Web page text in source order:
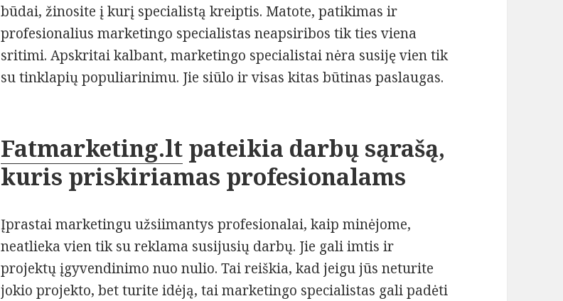
būdai, žinosite į kurį specialistą kreiptis. Matote, patikimas ir
profesionalius marketingo specialistas neapsiribos tik ties viena
sritimi. Apskritai kalbant, marketingo specialistai nėra susiję vien tik
su tinklapių populiarinimu. Jie siūlo ir visas kitas būtinas paslaugas.
Fatmarketing.lt pateikia darbų sąrašą,
kuris priskiriamas profesionalams
Įprastai marketingu užsiimantys profesionalai, kaip minėjome,
neatlieka vien tik su reklama susijusių darbų. Jie gali imtis ir
projektų įgyvendinimo nuo nulio. Tai reiškia, kad jeigu jūs neturite
jokio projekto, bet turite idėją, tai marketingo specialistas gali padėti